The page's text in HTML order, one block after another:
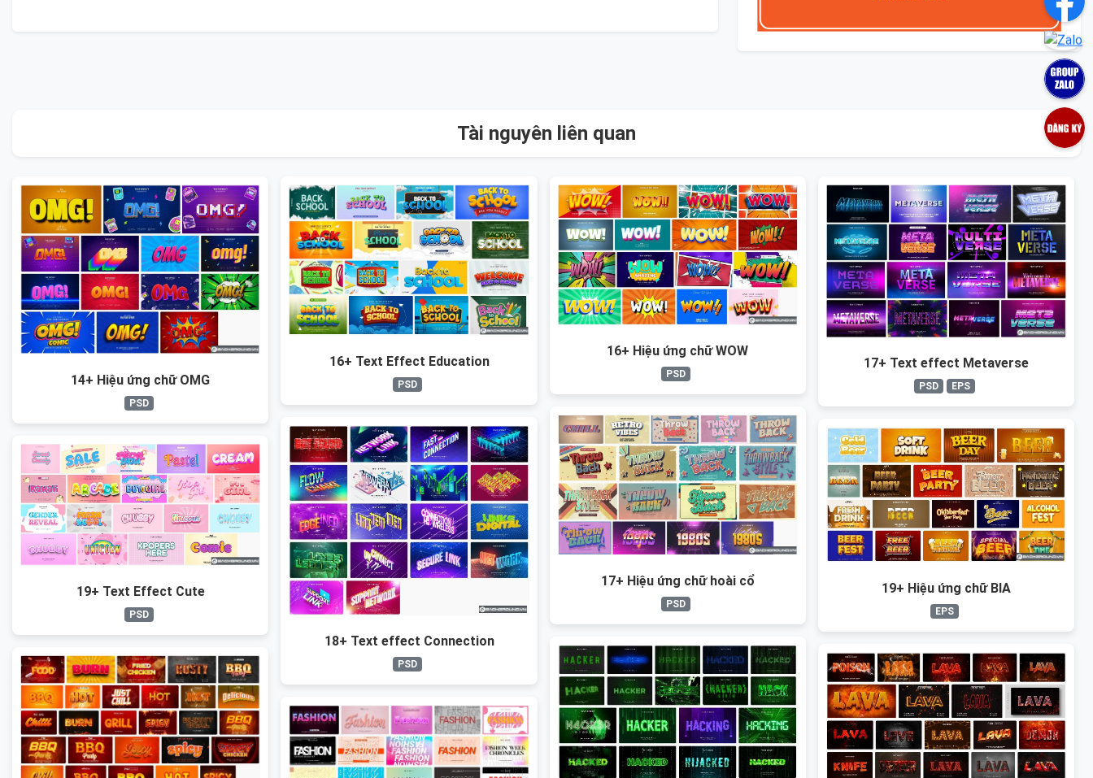
Tài nguyên liên quan
14+ Hiệu ứng chữ OMG
PSD
16+ Text Effect Education
PSD
16+ Hiệu ứng chữ WOW
PSD
17+ Text effect Metaverse
PSD EPS
17+ Hiệu ứng chữ hoài cổ
PSD
18+ Text effect Connection
PSD
19+ Hiệu ứng chữ BIA
EPS
19+ Text Effect Cute
PSD